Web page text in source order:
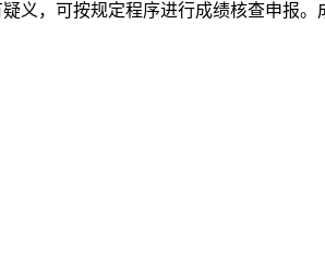
义，可按规定程序进行成绩核查申报。